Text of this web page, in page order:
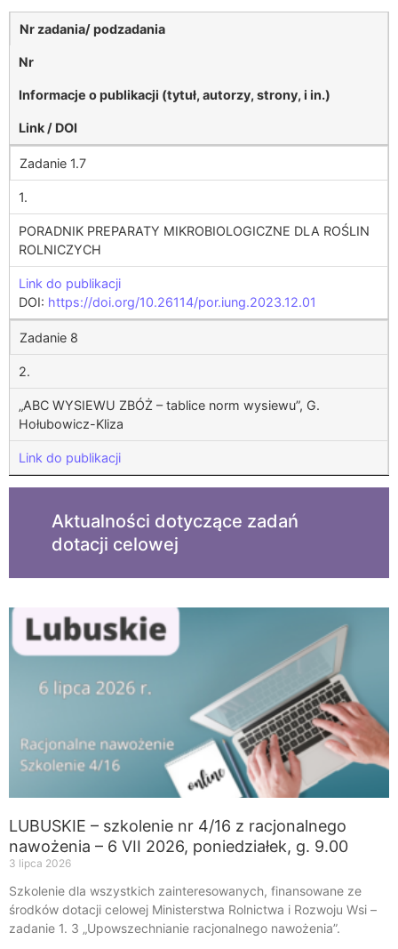
Nr zadania/ podzadania
Nr
Informacje o publikacji (tytuł, autorzy, strony, i in.)
Link / DOI
Zadanie 1.7
1.
PORADNIK PREPARATY MIKROBIOLOGICZNE DLA ROŚLIN
ROLNICZYCH
Link do publikacji
DOI: https://doi.org/10.26114/por.iung.2023.12.01
Zadanie 8
2.
„ABC WYSIEWU ZBÓŻ – tablice norm wysiewu”, G.
Hołubowicz-Kliza
Link do publikacji
Aktualności dotyczące zadań
dotacji celowej
LUBUSKIE – szkolenie nr 4/16 z racjonalnego
nawożenia – 6 VII 2026, poniedziałek, g. 9.00
3 lipca 2026
Szkolenie dla wszystkich zainteresowanych, finansowane ze
środków dotacji celowej Ministerstwa Rolnictwa i Rozwoju Wsi –
zadanie 1. 3 „Upowszechnianie racjonalnego nawożenia”.